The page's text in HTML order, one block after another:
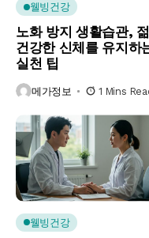
웰빙건강
노화 방지 생활습관,
건강한 신체를 유지하
실천 팁
메가정보 1 Mins
웰빙건강